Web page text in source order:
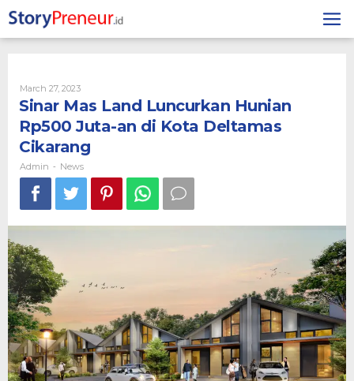
to
content
March 27, 2023By
Admin
Sinar Mas Land Luncurkan Hunian
Rp500 Juta-an di Kota Deltamas
Cikarang
Admin - News